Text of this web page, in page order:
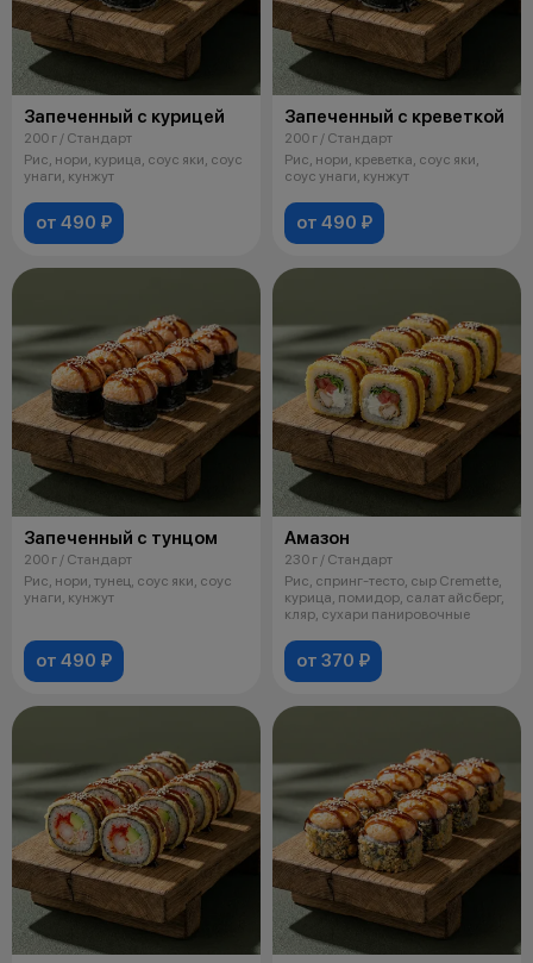
Запеченный с курицей
200 г / Стандарт
Рис, нори, курица, соус яки, соус
унаги, кунжут
от 490 ₽
Запеченный с креветкой
200 г / Стандарт
Рис, нори, креветка, соус яки,
соус унаги, кунжут
от 490 ₽
Запеченный с тунцом
200 г / Стандарт
Рис, нори, тунец, соус яки, соус
унаги, кунжут
от 490 ₽
Амазон
230 г / Стандарт
Рис, спринг-тесто, сыр Cremette,
курица, помидор, салат айсберг,
кляр, сухари панировочные
от 370 ₽